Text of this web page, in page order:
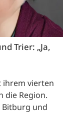
Trier: „Ja,
ihrem vierten
die Region.
und